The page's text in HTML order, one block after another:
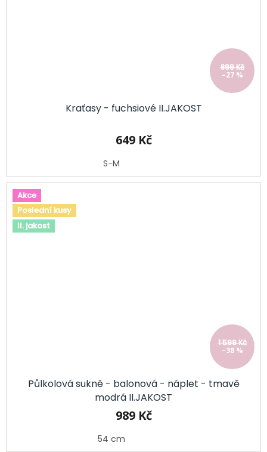
899 Kč
–27 %
Kraťasy - fuchsiové II.JAKOST
649 Kč
S-M
Akce
Poslední kusy
II. jakost
1 599 Kč
–38 %
Půlkolová sukně - balonová - náplet - tmavě
modrá II.JAKOST
989 Kč
54 cm